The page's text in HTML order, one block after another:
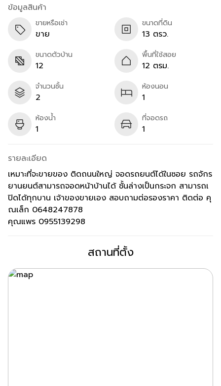
ข้อมูลสินค้า
ขายหรือเช่า
ขาย
ขนาดที่ดิน
13 ตรว.
ขนาดตัวบ้าน
12
พื้นที่ใช้สอย
12 ตรม.
จำนวนชั้น
2
ห้องนอน
1
ห้องน้ำ
1
ที่จอดรถ
1
รายละเอียด
เหมาะที่จะขายของ ติดถนนใหญ่ จอดรถยนต์ได้ในซอย รถจักร
ยานยนต์สามารถจอดหน้าบ้านได้ ชั้นล่างเป็นกระจก สามารถเ
ปิดได้ทุกบาน เจ้าของขายเอง สอบถามต่อรองราคา ติดต่อ คุ
ณเล็ก 0648247878
คุณแพร 0955139298
สถานที่ตั้ง